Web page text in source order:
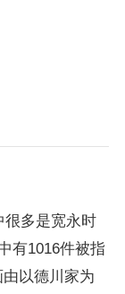
很多是宽永时
有1016件被指
以德川家为